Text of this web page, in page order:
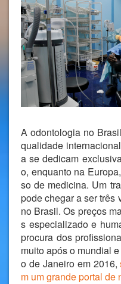
A odontologia no
qualidade
a se dedicam
o, enquanto na
so de medicina. Um
pode chegar a ser três
no Brasil. Os preços
s especializado e
procura dos
muito após o mundial
o de Janeiro em 2016,
m um grande portal de